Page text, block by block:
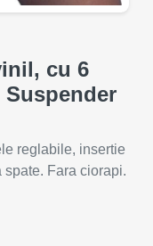
cu 6
reglabile, insertie
Fara ciorapi.